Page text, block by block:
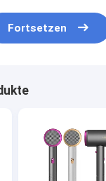
Fortsetzen